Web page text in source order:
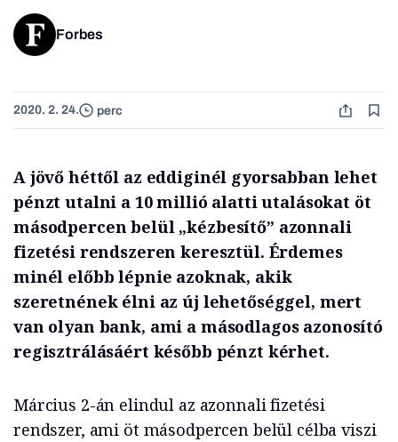
Forbes
2020. 2. 24. perc
A jövő héttől az eddiginél gyorsabban lehet
pénzt utalni a 10 millió alatti utalásokat öt
másodpercen belül „kézbesítő” azonnali
fizetési rendszeren keresztül. Érdemes
minél előbb lépnie azoknak, akik
szeretnének élni az új lehetőséggel, mert
van olyan bank, ami a másodlagos azonosító
regisztrálásáért később pénzt kérhet.
Március 2-án elindul az azonnali fizetési
rendszer, ami öt másodpercen belül célba viszi